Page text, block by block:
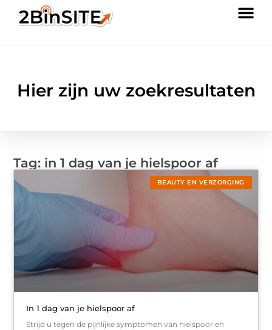
Hier zijn uw zoekresultaten
Tag: in 1 dag van je hielspoor af
BEAUTY EN VERZORGING
In 1 dag van je hielspoor af
Strijd u tegen de pijnlijke symptomen van hielspoor en